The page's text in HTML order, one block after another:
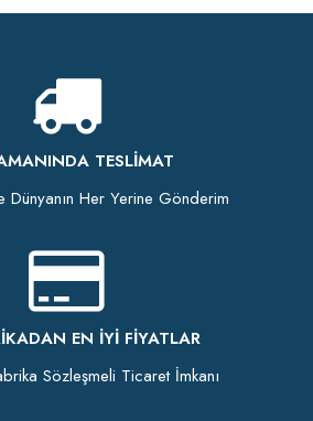
TESLIMAT
Dünyanın Her Yerine Gönderim
EN İYI FIYATLAR
Sözleşmeli Ticaret İmkanı